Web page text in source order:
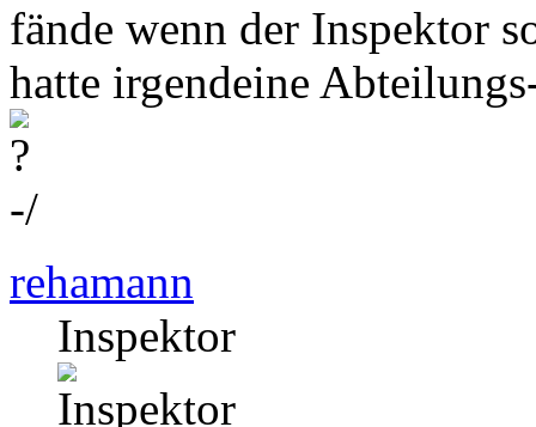
fände wenn der Inspektor
hatte irgendeine
rehamann
Inspektor